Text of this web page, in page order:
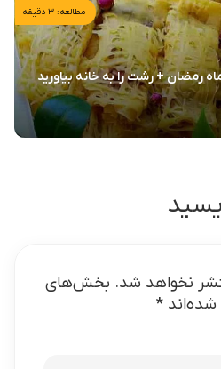
مطالعه: ۳ دقیقه
رمضان + رشت را به خانه بیاورید
نخواهد شد. بخش‌های
شده‌اند *